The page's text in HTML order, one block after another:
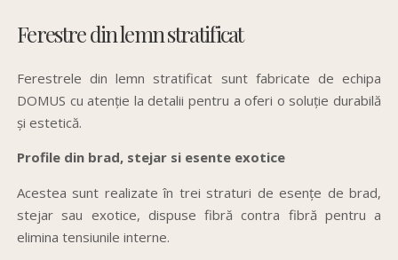
Ferestre din lemn stratificat
Ferestrele din lemn stratificat sunt fabricate de echipa
DOMUS cu atenție la detalii pentru a oferi o soluție durabilă
și estetică.
Profile din brad, stejar si esente exotice
Acestea sunt realizate în trei straturi de esențe de brad,
stejar sau exotice, dispuse fibră contra fibră pentru a
elimina tensiunile interne.